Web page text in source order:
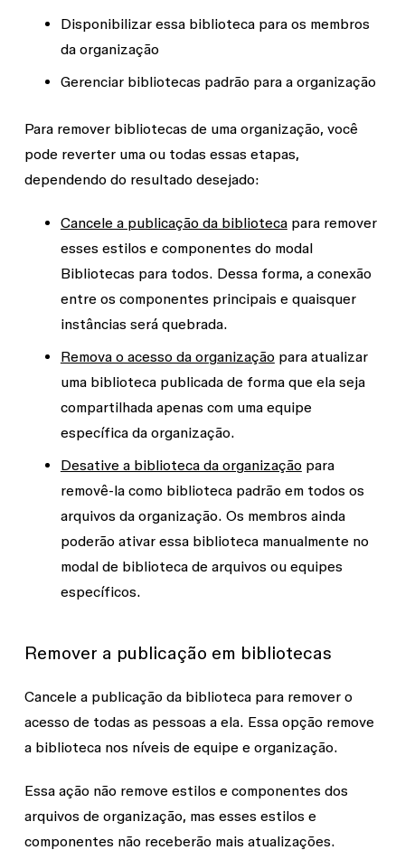
Disponibilizar essa biblioteca para os membros
da organização
Gerenciar bibliotecas padrão para a organização
Para remover bibliotecas de uma organização, você
pode reverter uma ou todas essas etapas,
dependendo do resultado desejado:
Cancele a publicação da bibliotecapara remover
esses estilos e componentes do modal
Bibliotecaspara todos. Dessa forma, a conexão
entre os componentes principais e quaisquer
instâncias será quebrada.
Remova o acesso da organização para atualizar
uma biblioteca publicada de forma que ela seja
compartilhada apenas com uma equipe
específica da organização.
Desative a biblioteca da organização para
removê-la como biblioteca padrão em todos os
arquivos da organização. Os membros ainda
poderão ativar essa biblioteca manualmente no
modal de biblioteca de arquivos ou equipes
específicos.
Remover a publicação em bibliotecas
Cancele a publicação da biblioteca para remover o
acesso de todas as pessoas a ela. Essa opção remove
a biblioteca nos níveis de equipe e organização.
Essa ação não remove estilos e componentes dos
arquivos de organização, mas esses estilos e
componentes não receberão mais atualizações.